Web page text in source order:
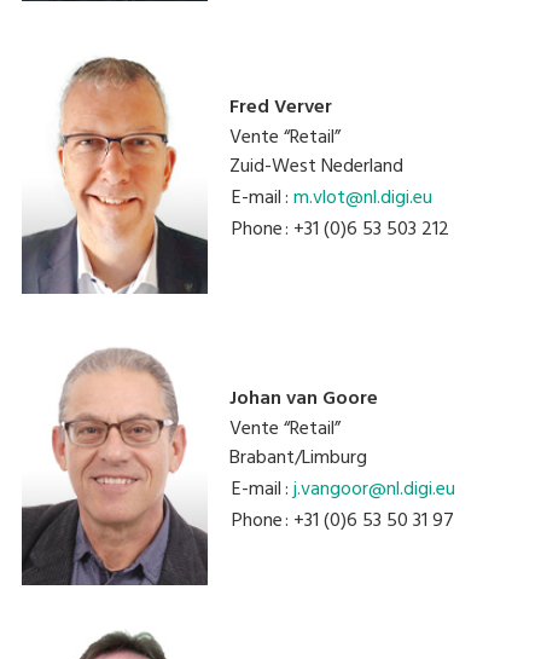
Fred Verver
Vente “Retail”
Zuid-West Nederland
E-mail:m.vlot@nl.digi.eu
Phone: +31 (0)6 53 503 212
Johan van Goore
Vente “Retail”
Brabant/Limburg
E-mail:j.vangoor@nl.digi.eu
Phone: +31 (0)6 53 50 31 97